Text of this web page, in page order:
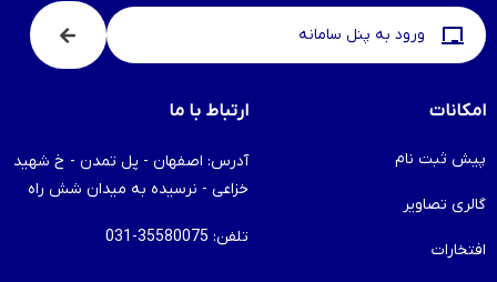
ورود به پنل سامانه
امکانات
پیش ثبت نام
گالری تصاویر
افتخارات
ارتباط با ما
آدرس: اصفهان - پل تمدن - خ شهید
خزاعی - نرسیده به میدان شش راه
تلفن: 35580075-031